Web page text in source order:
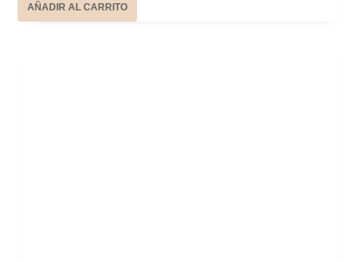
AÑADIR AL CARRITO